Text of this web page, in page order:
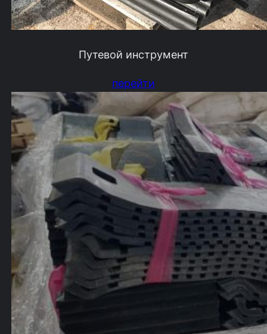
Путевой инструмент
перейти